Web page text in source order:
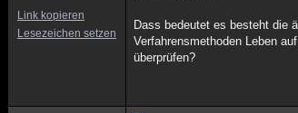
Link kopieren
Lesezeichen setzen
Dass bedeutet es besteht die
Verfahrensmethoden Leben
überprüfen?